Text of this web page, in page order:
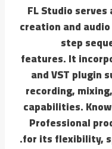
FL Studio serves
creation and
step
features. It
and VST plugin
recording,
capabilities.
Professional
for its flexibility,